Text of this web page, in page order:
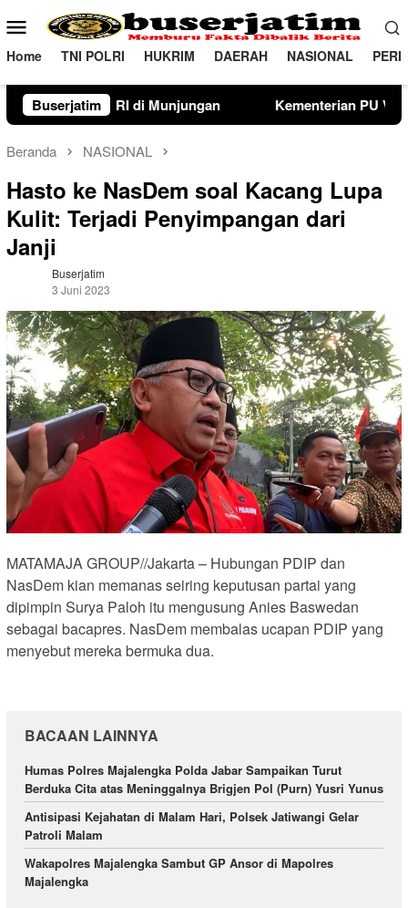
ke
konten
Menu
Mobile
Home TNI POLRI HUKRIM DAERAH NASIONAL
BuserjatimKementerian PU Verifikasi Lahan Sekolah
Beranda NASIONAL
Hasto ke NasDem soal Kacang Lupa
Kulit: Terjadi Penyimpangan dari
Janji
Buserjatim
3 Juni 2023
MATAMAJA GROUP//Jakarta – Hubungan PDIP dan
NasDem kian memanas seiring keputusan partai yang
dipimpin Surya Paloh itu mengusung Anies Baswedan
sebagai bacapres. NasDem membalas ucapan PDIP yang
menyebut mereka bermuka dua.
BACAAN LAINNYA
Humas Polres Majalengka Polda Jabar Sampaikan Turut
Berduka Cita atas Meninggalnya Brigjen Pol (Purn) Yusri Yunus
Antisipasi Kejahatan di Malam Hari, Polsek Jatiwangi Gelar
Patroli Malam
Wakapolres Majalengka Sambut GP Ansor di Mapolres
Majalengka